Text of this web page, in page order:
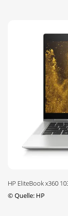
HP EliteBook x360
©Quelle: HP